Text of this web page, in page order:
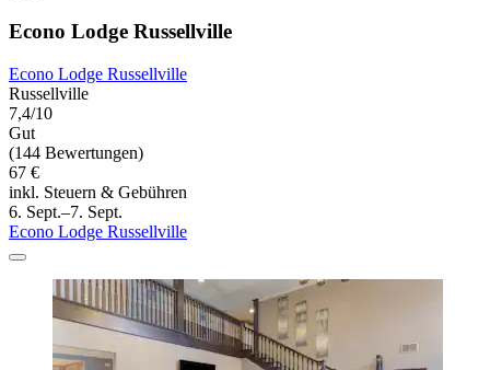
Econo Lodge Russellville
Econo Lodge Russellville
Russellville
7,4/10
Gut
(144 Bewertungen)
67 €
inkl. Steuern & Gebühren
6. Sept.–7. Sept.
Econo Lodge Russellville